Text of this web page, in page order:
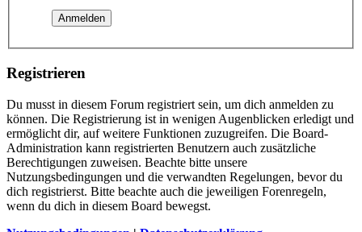
Registrieren
Du musst in diesem Forum registriert sein, um dich anmelden zu
können. Die Registrierung ist in wenigen Augenblicken erledigt und
ermöglicht dir, auf weitere Funktionen zuzugreifen. Die Board-
Administration kann registrierten Benutzern auch zusätzliche
Berechtigungen zuweisen. Beachte bitte unsere
Nutzungsbedingungen und die verwandten Regelungen, bevor du
dich registrierst. Bitte beachte auch die jeweiligen Forenregeln,
wenn du dich in diesem Board bewegst.